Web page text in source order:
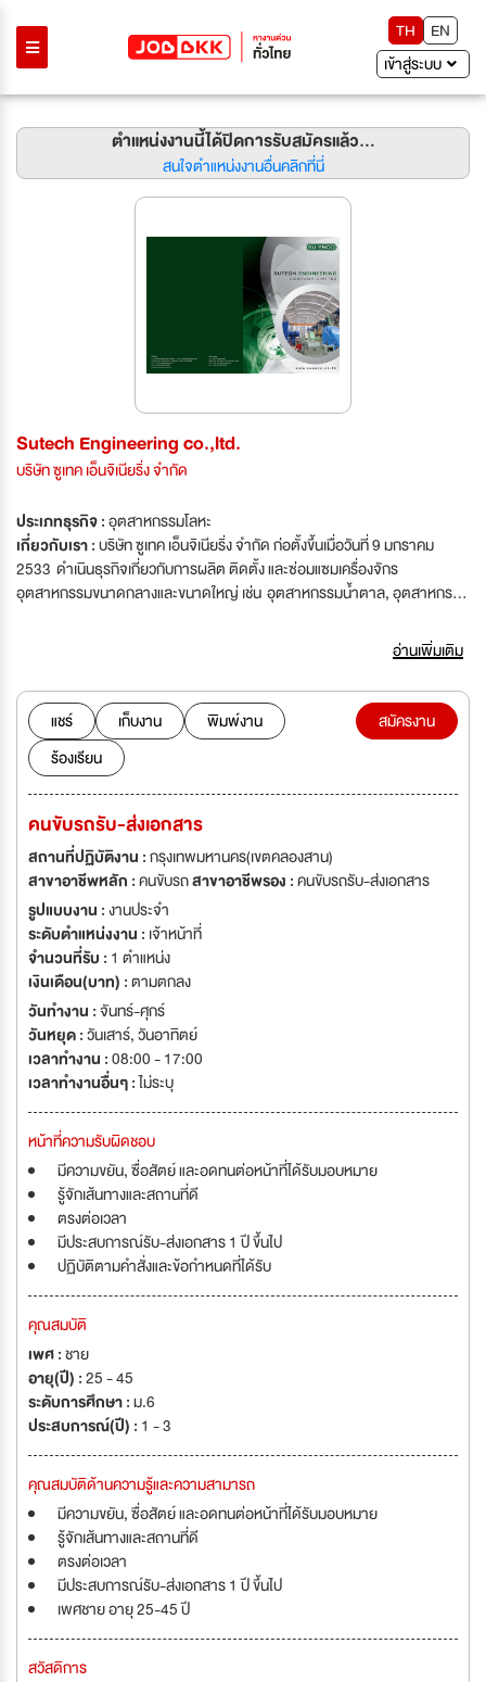
TH
EN
เข้าสู่ระบบ
ตำแหน่งงานนี้ได้ปิดการรับสมัครแล้ว...
สนใจตำแหน่งงานอื่นคลิกที่นี่
Sutech Engineering co.,ltd.
บริษัท ซูเทค เอ็นจิเนียริ่ง จำกัด
ประเภทธุรกิจ :อุตสาหกรรมโลหะ
เกี่ยวกับเรา :บริษัท ซูเทค เอ็นจิเนียริ่ง จำกัด ก่อตั้งขึ้นเมื่อวันที่ 9 มกราคม
2533 ดำเนินธุรกิจเกี่ยวกับการผลิต ติดตั้ง และซ่อมแซมเครื่องจักร
อุตสาหกรรมขนาดกลางและขนาดใหญ่ เช่น อุตสาหกรรมน้ำตาล, อุตสาหกรรม
ด้านการบริหารงานก่อสร้าง ควบคุมงานก่อสร้าง ศึกษาและออกแบบรายละเอียด
ในสาขาสถาปัตยกรรมวิศวกรรมโครงสร้าง วิศวกรรมไฟฟ้า วิศวกรรมเครื่องกล
ประมาณราคาค่าก่อสร้าง ตลอดจนศึกษางานโครงการทางด้านออกแบบ เป็นต้น
มีลูกค้าทั้งในและต่างประเทศ อาทิ บจก.น้ำมิตรผล และบริษัทในเครือ,
บจก.น้ำตาลเอราวัณ, บจก.ทีพีเค เอทานอล, บจก.อุตสาหกรรมแม่วัง, บังคลา
เทศ, ฟิลิปปินส์, อินโดนีเซีย, กัมพูชา, ฮ่องกง เป็นต้น ในช่วงระยะเวลา 35 ปีที่ผ่าน
มา บริษัทฯ มีพัฒนาอย่างต่อเนื่องและมีความประสงค์จะรับสมัครบุคลากรที่มี
ความรู้ความสามารถเพื่อรองรับการขยายงานและเติบโตไปพร้อมกัน
อ่านเพิ่มเติม
แชร์ เก็บงาน
พิมพ์งาน
ร้องเรียน
สมัครงาน
คนขับรถรับ-ส่งเอกสาร
สถานที่ปฏิบัติงาน :กรุงเทพมหานคร(เขตคลองสาน)
สาขาอาชีพหลัก :คนขับรถสาขาอาชีพรอง :คนขับรถรับ-ส่งเอกสาร
รูปแบบงาน :งานประจำ
ระดับตำแหน่งงาน : เจ้าหน้าที่
จำนวนที่รับ : 1 ตำแหน่ง
เงินเดือน(บาท) :ตามตกลง
วันทำงาน :จันทร์-ศุกร์
วันหยุด :วันเสาร์,วันอาทิตย์
เวลาทำงาน :08:00 - 17:00
เวลาทำงานอื่นๆ :ไม่ระบุ
หน้าที่ความรับผิดชอบ
มีความขยัน, ซื่อสัตย์ และอดทนต่อหน้าที่ได้รับมอบหมาย
รู้จักเส้นทางและสถานที่ดี
ตรงต่อเวลา
มีประสบการณ์รับ-ส่งเอกสาร 1 ปี ขึ้นไป
ปฏิบัติตามคำสั่งและข้อกำหนดที่ได้รับ
คุณสมบัติ
เพศ :ชาย
อายุ(ปี) :25 - 45
ระดับการศึกษา :ม.6
ประสบการณ์(ปี) : 1 - 3
คุณสมบัติด้านความรู้และความสามารถ
มีความขยัน, ซื่อสัตย์ และอดทนต่อหน้าที่ได้รับมอบหมาย
รู้จักเส้นทางและสถานที่ดี
ตรงต่อเวลา
มีประสบการณ์รับ-ส่งเอกสาร 1 ปี ขึ้นไป
เพศชาย อายุ 25-45 ปี
สวัสดิการ